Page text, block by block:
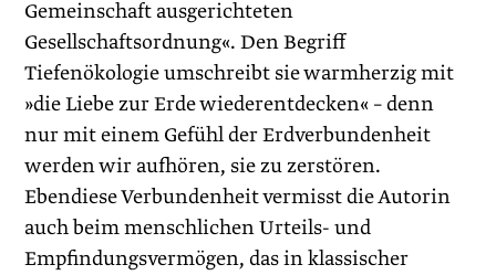
Gemeinschaft ausgerichteten
Gesellschaftsordnung«. Den Begriff
Tiefenökologie umschreibt sie warmherzig mit
»die Liebe zur Erde wiederentdecken« – denn
nur mit einem Gefühl der Erdverbundenheit
werden wir aufhören, sie zu zerstören.
Ebendiese Verbundenheit vermisst die Autorin
auch beim menschlichen Urteils- und
Empfindungsvermögen, das in klassischer